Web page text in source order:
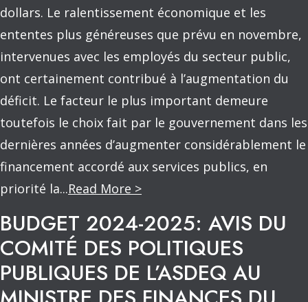
dollars. Le ralentissement économique et les
ententes plus généreuses que prévu en novembre,
intervenues avec les employés du secteur public,
ont certainement contribué à l’augmentation du
déficit. Le facteur le plus important demeure
toutefois le choix fait par le gouvernement dans les
dernières années d’augmenter considérablement le
financement accordé aux services publics, en
priorité la...Read More >
BUDGET 2024-2025: AVIS DU
COMITÉ DES POLITIQUES
PUBLIQUES DE L’ASDEQ AU